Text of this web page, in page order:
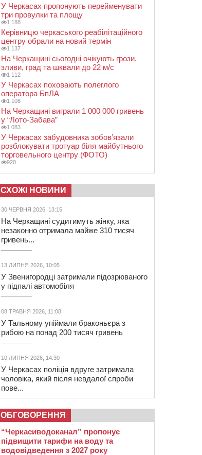
У Черкасах пропонують перейменувати
три провулки та площу
1 188
Керівницю черкаського реабілітаційного
центру обрали на новий термін
1 137
На Черкащині сьогодні очікують грози,
зливи, град та шквали до 22 м/с
1 112
У Черкасах поховають полеглого
оператора БпЛА
1 108
На Черкащині виграли 1 000 000 гривень
у “Лото-Забава”
1 083
У Черкасах забудовника зобов’язали
розблокувати тротуар біля майбутнього
торговельного центру (ФОТО)
920
СХОЖІ НОВИНИ
30 ЧЕРВНЯ 2026, 13:15
На Черкащині судитимуть жінку, яка
незаконно отримала майже 310 тисяч
гривень...
13 ЛИПНЯ 2026, 10:05
У Звенигородці затримали підозрюваного
у підпалі автомобіля
08 ТРАВНЯ 2026, 11:08
У Тальному упіймали браконьєра з
рибою на понад 200 тисяч гривень
10 ЛИПНЯ 2026, 14:30
У Черкасах поліція вдруге затримала
чоловіка, який після невдалої спроби
пове...
ОБГОВОРЕННЯ
“Черкасиводоканал” пропонує
підвищити тарифи на воду та
водовідведення з 2027 року